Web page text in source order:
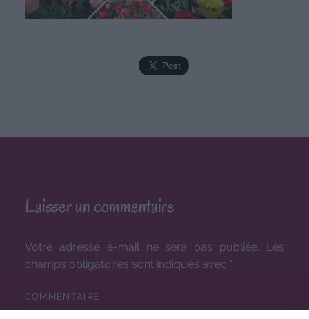
Laisser un commentaire
Votre adresse e-mail ne sera pas publiée. Les
champs obligatoires sont indiqués avec *
COMMENTAIRE